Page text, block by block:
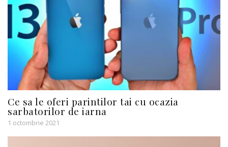
Ce sa le oferi parintilor tai cu ocazia
sarbatorilor de iarna
1 octombrie 2021